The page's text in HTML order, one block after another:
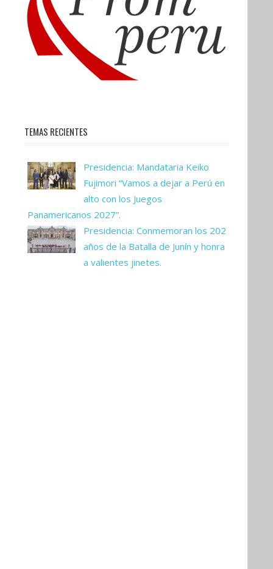
TEMAS RECIENTES
Presidencia: Mandataria Keiko
Fujimori “Vamos a dejar a Perú en
alto con los Juegos
Panamericanos 2027”.
Presidencia: Conmemoran los 202
años de la Batalla de Junín y honra
a valientes jinetes.